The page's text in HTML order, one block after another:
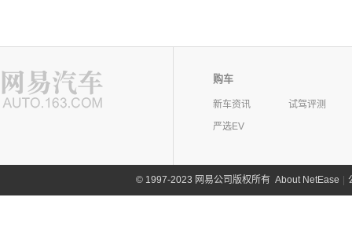
购车
新车资讯
试驾评测
严选EV
©1997-2023 网易公司版权所有 About NetEase